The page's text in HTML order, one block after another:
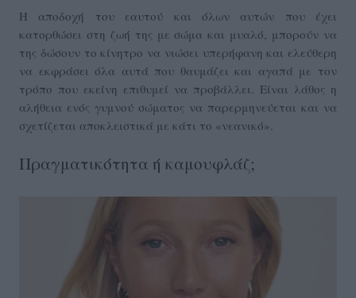
Η αποδοχή του εαυτού και όλων αυτών που έχει
κατορθώσει στη ζωή της με σώμα και μυαλό, μπορούν να
της δώσουν το κίνητρο να νιώσει υπερήφανη και ελεύθερη
να εκφράσει όλα αυτά που θαυμάζει και αγαπά με τον
τρόπο που εκείνη επιθυμεί να προβάλλει. Είναι λάθος η
αλήθεια ενός γυμνού σώματος να παρερμηνεύεται και να
σχετίζεται αποκλειστικά με κάτι το «νεανικό».
Πραγματικότητα ή καμουφλάζ;